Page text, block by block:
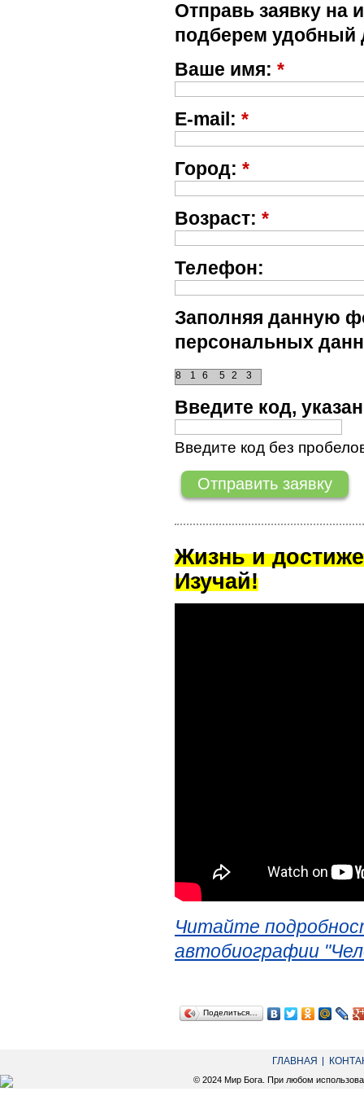
Отправь заявку на
подберем удобный
Ваше имя: *
E-mail: *
Город: *
Возраст: *
Телефон:
Заполняя данную
персональных
5 2
1
8 6 3
Введите код,
Введите код без
Жизнь и
Изучай!
Читайте
автобиографии
Поделиться…
ГЛАВНАЯ
© 2024 Мир Бога. При любом